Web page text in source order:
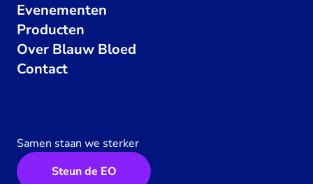
Evenementen
Producten
Over Blauw Bloed
Contact
Samen staan we sterker
Steun de EO